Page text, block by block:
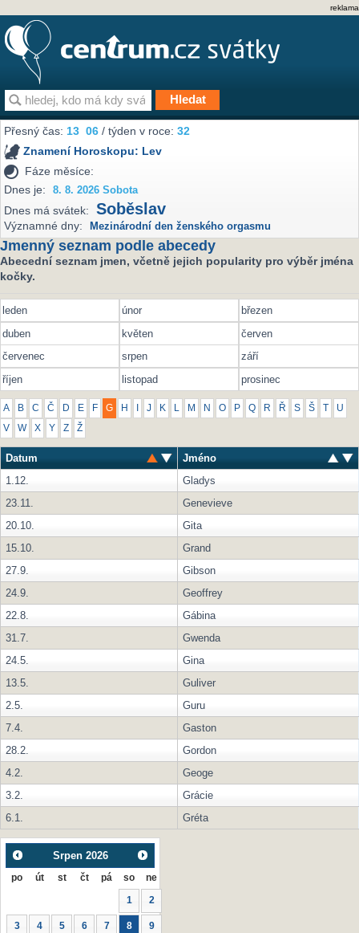
reklama
Přesný čas:13 06 / týden v roce:32
Znamení Horoskopu: Lev
Fáze měsíce:
Dnes je:
8. 8. 2026 Sobota
Dnes má svátek: Soběslav
Významné dny: Mezinárodní den ženského orgasmu
Jmenný seznam podle abecedy
Abecední seznam jmen, včetně jejich popularity pro výběr jména
kočky.
leden únor
březen
duben
květen
červen
červenec
srpen
září
říjen
listopad prosinec
A B C Č D E F G H J K L M N O P Q R Ř S Š U
V W X Y Z Ž
Datum
Jméno
1.12.
Gladys
23.11.
Genevieve
20.10.
Gita
15.10.
Grand
27.9.
Gibson
24.9.
Geoffrey
22.8.
Gábina
31.7.
Gwenda
24.5.
Gina
13.5.
Guliver
2.5.
Guru
7.4.
Gaston
28.2.
Gordon
4.2.
Geoge
3.2.
Grácie
6.1.
Gréta
Srpen 2026
po út st čt pá so ne
1 2
3 4 5 6 7 8 9